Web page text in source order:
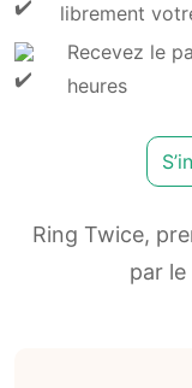
librement
Recevez le
heures
Ring Twice,
par